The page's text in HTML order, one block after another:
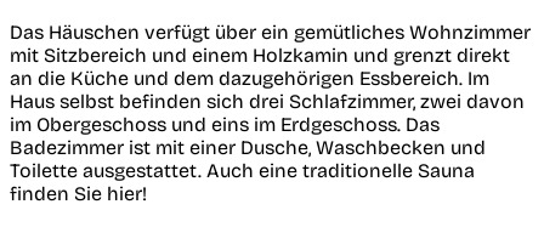
Das Häuschen verfügt über ein gemütliches Wohnzimmer
mit Sitzbereich und einem Holzkamin und grenzt direkt
an die Küche und dem dazugehörigen Essbereich. Im
Haus selbst befinden sich drei Schlafzimmer, zwei davon
im Obergeschoss und eins im Erdgeschoss. Das
Badezimmer ist mit einer Dusche, Waschbecken und
Toilette ausgestattet. Auch eine traditionelle Sauna
finden Sie hier!